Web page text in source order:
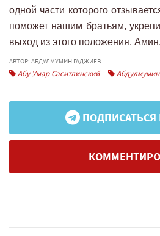
одной части которого
поможет нашим братьям,
выход из этого положения. Амин.
АВТОР: АБДУЛМУМИН ГАДЖИЕВ
Абу Умар Саситлинский
ПОДПИСАТЬСЯ